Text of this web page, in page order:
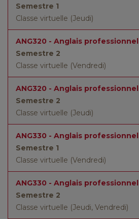
Semestre 1
Classe virtuelle (Jeudi)
ANG320 - Anglais professionnel
Semestre 2
Classe virtuelle (Vendredi)
ANG320 - Anglais professionnel
Semestre 2
Classe virtuelle (Jeudi)
ANG330 - Anglais professionnel
Semestre 1
Classe virtuelle (Vendredi)
ANG330 - Anglais professionnel
Semestre 2
Classe virtuelle (Jeudi, Vendredi)